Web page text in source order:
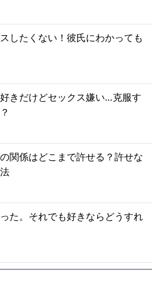
したくない！彼氏にわかっても
きだけどセックス嫌い…克服す
関係はどこまで許せる？許せな
た。それでも好きならどうすれ